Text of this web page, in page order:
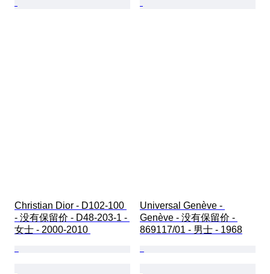
Christian Dior - D102-100
- 没有保留价 - D48-203-1 -
女士 - 2000-2010
Universal Genève -
Genève - 没有保留价 -
869117/01 - 男士 - 1968